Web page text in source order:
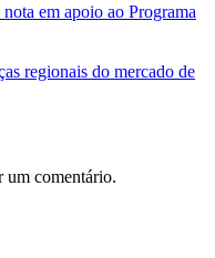
em apoio ao Programa
regionais do mercado de
um comentário.